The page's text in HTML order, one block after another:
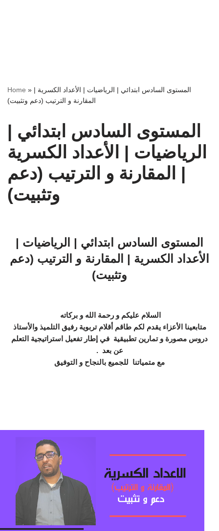
Home » المستوى السادس ابتدائي | الرياضيات | الأعداد الكسرية |
المقارنة و الترتيب (دعم وتثبيت)
المستوى السادس ابتدائي |
الرياضيات | الأعداد الكسرية
| المقارنة و الترتيب (دعم
وتثبيت)
المستوى السادس ابتدائي | الرياضيات |
الأعداد الكسرية | المقارنة و الترتيب (دعم
وتثبيت)
السلام عليكم و رحمة الله و بركاته
متابعينا الأعزاء يقدم لكم طاقم أقلام تربوية رفيق التلميذ والأستاذ
دروس مصورة و تمارين تطبيقية في إطار تفعيل استراتيجية التعلم
عن بعد .
مع متمياتنا للجميع بالنجاح و التوفيق